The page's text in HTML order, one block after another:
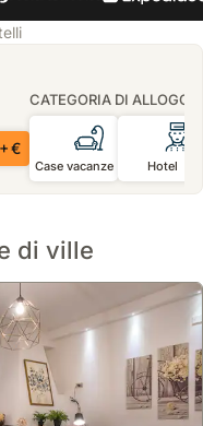
€
CATEGORIA DI
Case vacanze Hotel
di ville